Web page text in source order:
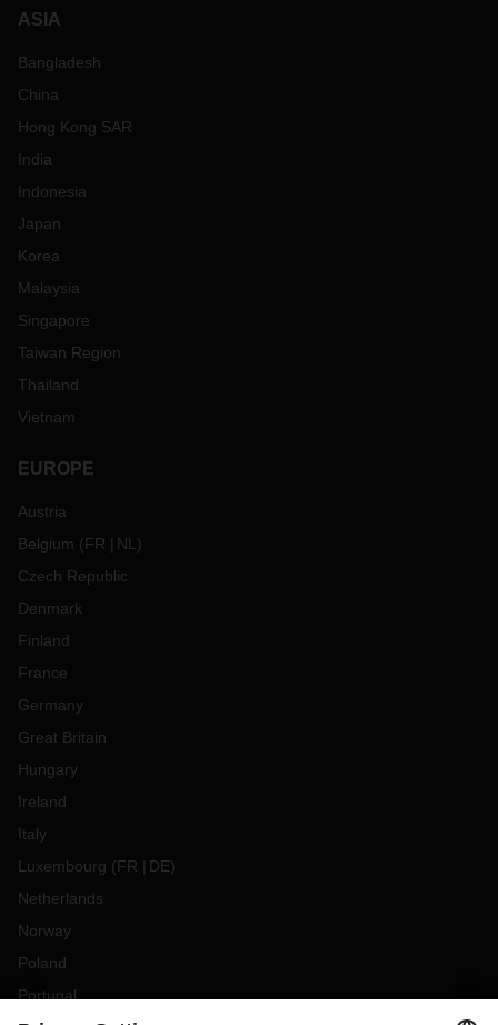
ASIA
Bangladesh
China
Hong Kong SAR
India
Indonesia
Japan
Korea
Malaysia
Singapore
Taiwan Region
Thailand
Vietnam
EUROPE
Austria
Belgium (FR NL )
Czech Republic
Denmark
Finland
France
Germany
Great Britain
Hungary
Ireland
Italy
Luxembourg (FR DE)
Netherlands
Norway
Poland
Portugal